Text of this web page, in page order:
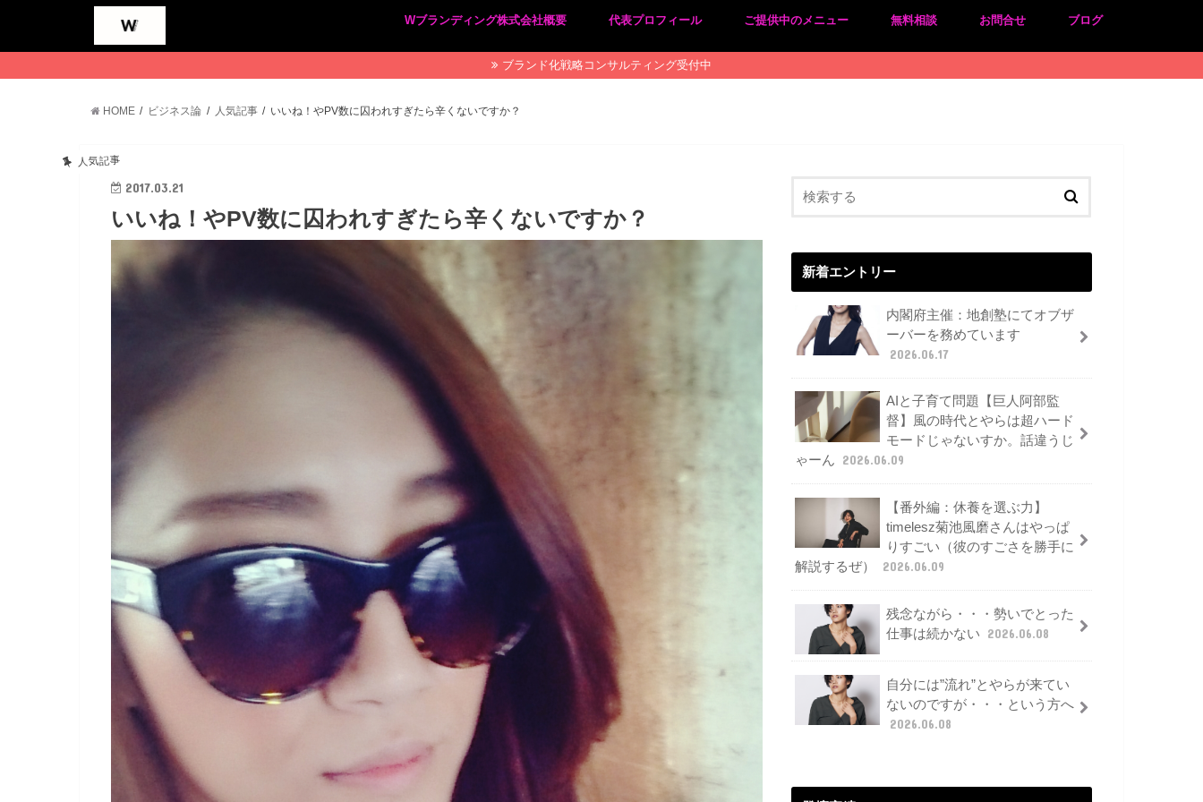
Wブランディング株式会社概要
プライバシーポリシー
特定商取引法に基づく表記
代表プロフィール ご提供中のメニュー 無料相談 お問合せ ブログ
ブランド化戦略コンサルティング受付中
HOME ビジネス論 人気記事 いいね！やPV数に囚われすぎたら辛くないですか？
人気記事
2017.03.21
いいね！やPV数に囚われすぎたら辛くないですか？
新着エントリー
内閣府主催：地創塾にてオブザ
ーバーを務めています
2026.06.17
AIと子育て問題【巨人阿部監
督】風の時代とやらは超ハード
モードじゃないすか。話違うじ
ゃーん
2026.06.09
【番外編：休養を選ぶ力】
timelesz菊池風磨さんはやっぱ
りすごい（彼のすごさを勝手に
解説するぜ）
2026.06.09
残念ながら・・・勢いでとった
仕事は続かない
2026.06.08
自分には”流れ”とやらが来てい
ないのですが・・・という方へ
2026.06.08